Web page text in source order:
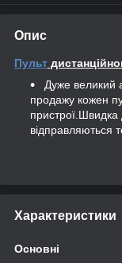
Опис
Пульт
Дуже великий
продажу кожен
відправляються
Характеристики
Основні